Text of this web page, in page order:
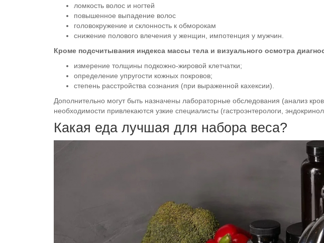
ломкость волос и ногтей
повышенное выпадение волос
головокружение и склонность к обморокам
снижение полового влечения у женщин, импотенция у мужчин.
Кроме подсчитывания индекса массы тела и визуального осмотра
измерение толщины подкожно-жировой клетчатки;
определение упругости кожных покровов;
степень расстройства сознания (при выраженной кахексии).
Дополнительно могут быть назначены лабораторные обследования (анализ
необходимости привлекаются узкие специалисты (гастроэнтерологи,
Какая еда лучшая для набора веса?